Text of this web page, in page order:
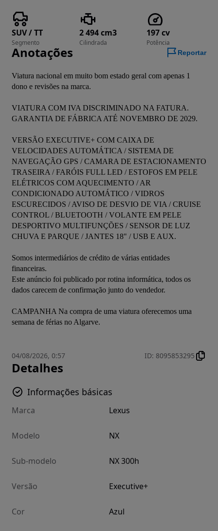
SUV / TT
Segmento
2 494 cm3
Cilindrada
197 cv
Potência
Anotações Reportar
Viatura nacional em muito bom estado geral com apenas 1
dono e revisões na marca.
VIATURA COM IVA DISCRIMINADO NA FATURA.
GARANTIA DE FÁBRICA ATÉ NOVEMBRO DE 2029.
VERSÃO EXECUTIVE+ COM CAIXA DE
VELOCIDADES AUTOMÁTICA / SISTEMA DE
NAVEGAÇÃO GPS / CAMARA DE ESTACIONAMENTO
TRASEIRA / FARÓIS FULL LED / ESTOFOS EM PELE
ELÉTRICOS COM AQUECIMENTO / AR
CONDICIONADO AUTOMÁTICO / VIDROS
ESCURECIDOS / AVISO DE DESVIO DE VIA / CRUISE
CONTROL / BLUETOOTH / VOLANTE EM PELE
DESPORTIVO MULTIFUNÇÕES / SENSOR DE LUZ
CHUVA E PARQUE / JANTES 18" / USB E AUX.
Somos intermediários de crédito de várias entidades
financeiras.
Este anúncio foi publicado por rotina informática, todos os
dados carecem de confirmação junto do vendedor.
CAMPANHA Na compra de uma viatura oferecemos uma
semana de férias no Algarve.
04/08/2026, 0:57 ID: 8095853295
Detalhes
Informações básicas
Marca Lexus
Modelo NX
Sub-modelo NX 300h
Versão Executive+
Cor Azul